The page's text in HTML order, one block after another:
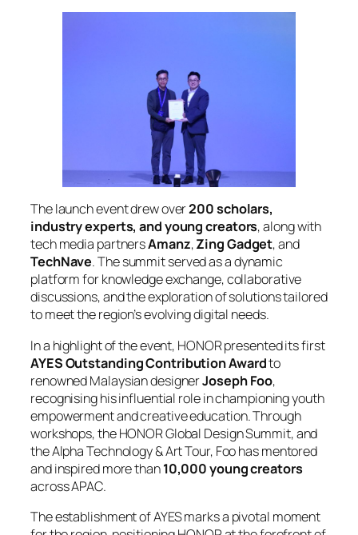
The launch event drew over200 scholars,
industry experts, and young creators, along with
tech media partnersAmanz,Zing Gadget, and
TechNave. The summit served as a dynamic
platform for knowledge exchange, collaborative
discussions, and the exploration of solutions tailored
to meet the region’s evolving digital needs.
In a highlight of the event, HONOR presented its first
AYES Outstanding Contribution Awardto
renowned Malaysian designerJoseph Foo,
recognising his influential role in championing youth
empowerment and creative education. Through
workshops, the HONOR Global Design Summit, and
the Alpha Technology & Art Tour, Foo has mentored
and inspired more than10,000 young creators
across APAC.
The establishment of AYES marks a pivotal moment